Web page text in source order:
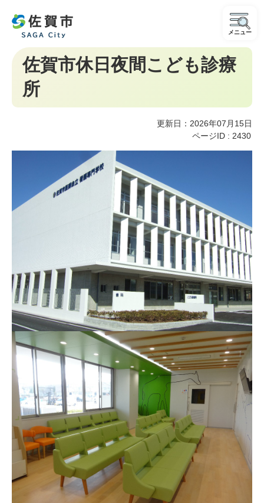
メニュー
佐賀市休日夜間こども診療
所
更新日：2026年07月15日
ページID : 2430